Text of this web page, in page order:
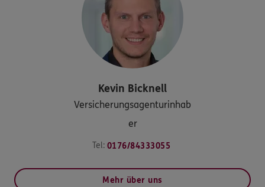
Kevin Bicknell
Versicherungsagenturinhab
er
Tel: 0176/84333055
Mehr über uns